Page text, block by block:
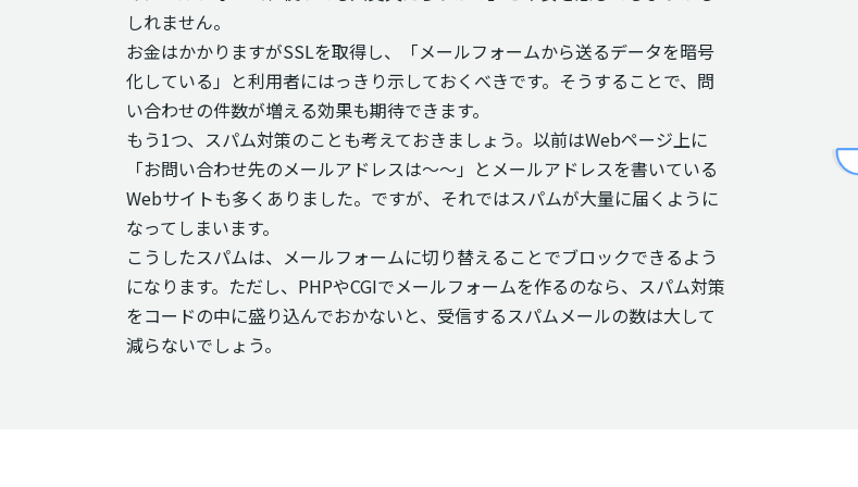
しれません。
お金はかかりますがSSLを取得し、「メールフォームから送るデータを暗号
化している」と利用者にはっきり示しておくべきです。そうすることで、問
い合わせの件数が増える効果も期待できます。
もう1つ、スパム対策のことも考えておきましょう。以前はWebページ上に
「お問い合わせ先のメールアドレスは～～」とメールアドレスを書いている
Webサイトも多くありました。ですが、それではスパムが大量に届くように
なってしまいます。
こうしたスパムは、メールフォームに切り替えることでブロックできるよう
になります。ただし、PHPやCGIでメールフォームを作るのなら、スパム対策
をコードの中に盛り込んでおかないと、受信するスパムメールの数は大して
減らないでしょう。